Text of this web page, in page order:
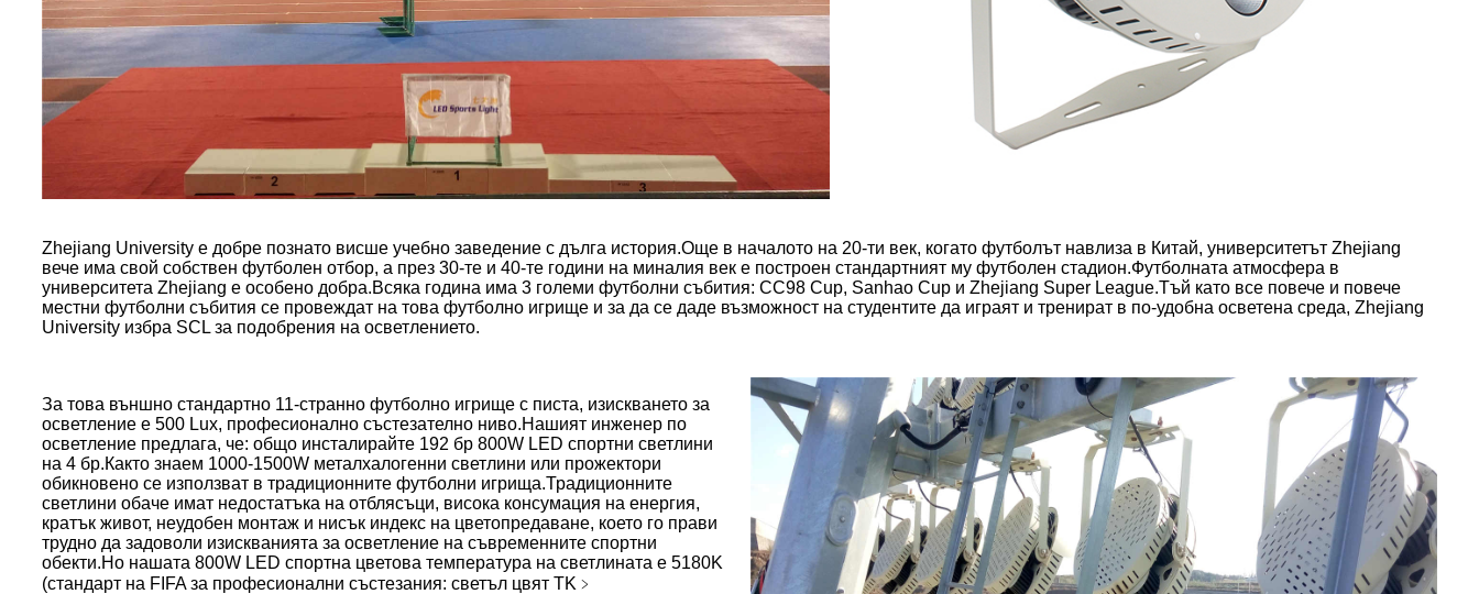
Zhejiang University е добре познато висше учебно заведение с дълга история.Още в началото на 20-ти век, когато футболът навлиза в Китай, университетът Zhejiang
вече има свой собствен футболен отбор, а през 30-те и 40-те години на миналия век е построен стандартният му футболен стадион.Футболната атмосфера в
университета Zhejiang е особено добра.Всяка година има 3 големи футболни събития: CC98 Cup, Sanhao Cup и Zhejiang Super League.Тъй като все повече и повече
местни футболни събития се провеждат на това футболно игрище и за да се даде възможност на студентите да играят и тренират в по-удобна осветена среда, Zhejiang
University избра SCL за подобрения на осветлението.
За това външно стандартно 11-странно футболно игрище с писта, изискването за
осветление е 500 Lux, професионално състезателно ниво.Нашият инженер по
осветление предлага, че: общо инсталирайте 192 бр 800W LED спортни светлини
на 4 бр.Както знаем 1000-1500W металхалогенни светлини или прожектори
обикновено се използват в традиционните футболни игрища.Традиционните
светлини обаче имат недостатъка на отблясъци, висока консумация на енергия,
кратък живот, неудобен монтаж и нисък индекс на цветопредаване, което го прави
трудно да задоволи изискванията за осветление на съвременните спортни
обекти.Но нашата 800W LED спортна цветова температура на светлината е 5180K
(стандарт на FIFA за професионални състезания: светъл цвят TK﹥